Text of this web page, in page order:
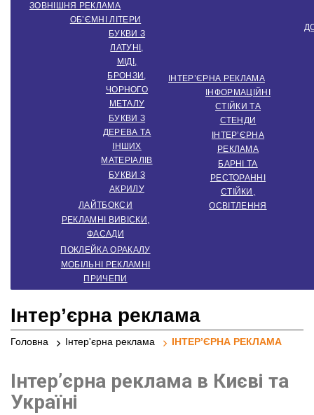
Виробництво
зовнішньої
реклами.
Створення
інтер'єрної
реклами
ЗОВНІШНЯ РЕКЛАМА
ОБ’ЄМНІ ЛІТЕРИ
БУКВИ З
ЛАТУНІ,
МІДІ,
БРОНЗИ,
ЧОРНОГО
МЕТАЛУ
БУКВИ З
ДЕРЕВА ТА
ІНШИХ
МАТЕРІАЛІВ
БУКВИ З
АКРИЛУ
ЛАЙТБОКСИ
РЕКЛАМНІ ВИВІСКИ,
ФАСАДИ
ПОКЛЕЙКА ОРАКАЛУ
МОБІЛЬНІ РЕКЛАМНІ
ПРИЧЕПИ
ІНТЕР’ЄРНА РЕКЛАМА
ІНФОРМАЦІЙНІ
СТІЙКИ ТА
СТЕНДИ
ІНТЕР’ЄРНА
РЕКЛАМА
БАРНІ ТА
РЕСТОРАННІ
СТІЙКИ,
ОСВІТЛЕННЯ
Інтер’єрна реклама
Головна Інтер'єрна реклама ІНТЕР’ЄРНА РЕКЛАМА
Інтер’єрна реклама в Києві та
Україні